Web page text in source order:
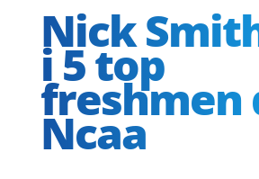
Nick
i 5 top
freshmen
Ncaa